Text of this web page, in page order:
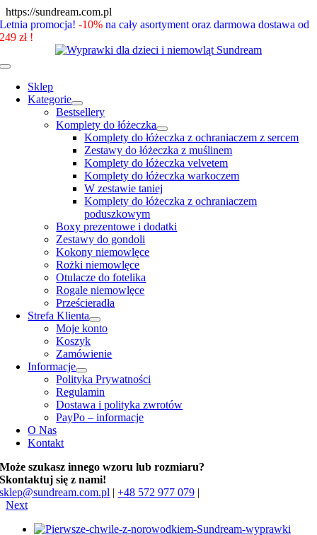
https://sundream.com.pl
to
Letnia promocja!-10% na cały asortyment oraz darmowa dostawa od
249 zł !
Toggle
Navigation
Sklep
Kategorie
Bestsellery
Komplety do łóżeczka
Komplety do łóżeczka z ochraniaczem z sercem
Zestawy do łóżeczka z muślinem
Komplety do łóżeczka velvetem
Komplety do łóżeczka warkoczem
W zestawie taniej
Komplety do łóżeczka z ochraniaczem
poduszkowym
Boxy prezentowe i dodatki
Zestawy do gondoli
Kokony niemowlęce
Rożki niemowlęce
Otulacze do fotelika
Rogale niemowlęce
Prześcieradła
Strefa Klienta
Moje konto
Koszyk
Zamówienie
Informacje
Polityka Prywatności
Regulamin
Dostawa i polityka zwrotów
PayPo – informacje
O Nas
Kontakt
Może szukasz innego wzoru lub rozmiaru?
Skontaktuj się z nami!
sklep@sundream.com.pl |+48 572 977 079 |
Next
View